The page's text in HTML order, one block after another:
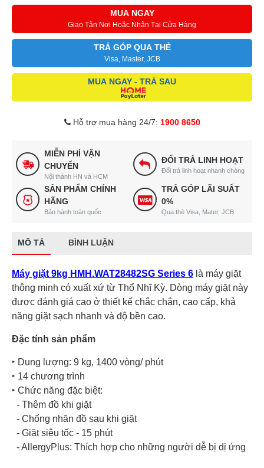
Chức năng thêm đồ khi giặt tiện lợi
Công nghệ AllergyPlus phù hợp cho người dễ dị ứng
MUA NGAY
Giao Tận Nơi Hoặc Nhận Tại Cửa Hàng
TRẢ GÓP QUA THẺ
Visa, Master, JCB
MUA NGAY - TRẢ SAU
Hỗ trợ mua hàng 24/7: 1900 8650
MIỄN PHÍ VẬN
CHUYỂN
Nội thành HN và HCM
ĐỔI TRẢ LINH HOẠT
Đổi trả linh hoạt nhanh chóng
SẢN PHẨM CHÍNH
HÃNG
Bảo hành toàn quốc
TRẢ GÓP LÃI SUẤT
0%
Qua thẻ Visa, Mater, JCB
MÔ TẢ BÌNH LUẬN
Máy giặt 9kg HMH.WAT28482SG Series 6 là máy giặt
thông minh có xuất xứ từ Thổ Nhĩ Kỳ. Dòng máy giặt này
được đánh giá cao ở thiết kế chắc chắn, cao cấp, khả
năng giặt sạch nhanh và độ bền cao.
Đặc tính sản phẩm
‣ Dung lượng: 9 kg, 1400 vòng/ phút
‣ 14 chương trình
‣ Chức năng đặc biệt:
- Thêm đồ khi giặt
- Chống nhăn đồ sau khi giặt
- Giặt siêu tốc - 15 phút
- AllergyPlus: Thích hợp cho những người dễ bị dị ứng